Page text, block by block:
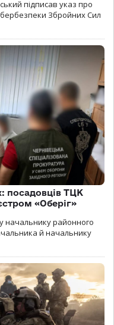
підписав указ про
Збройних Сил
посадовців ТЦК
«Оберіг»
начальнику районного
й начальнику